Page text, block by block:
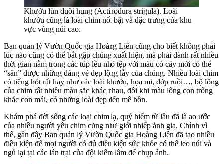
Khướu lùn đuôi hung (Actinodura strigula). Loài
khướu cũng là loài chim nổi bật và đặc trưng của khu
vực vùng núi cao.
Ban quản lý Vườn Quốc gia Hoàng Liên cũng cho biết không phải
lúc nào cũng có thể bắt gặp chúng xuất hiện, mà phải dành rất nhiều
thời gian nằm trong các túp lều nhỏ tệp với màu cỏ cây mới có thể
“săn” được những dáng vẻ đẹp lộng lẫy của chúng. Nhiều loài chim
có tiếng hót rất hay như các loài khướu, họa mi, đớp ruồi…, bộ lông
của chim rất nhiều màu sắc khác nhau, đôi khi màu lông con trống
khác con mái, có những loài đẹp đến mê hồn.
Khám phá đời sống các loại chim lạ, quý hiếm từ lâu đã là ao ước
của nhiều người yêu chim cũng như giới nhiếp ảnh gia. Chính vì
thế, gần đây Ban quản lý Vườn Quốc gia Hoàng Liên đã tạo nhiều
điều kiện để mọi người có đủ điều kiện sức khỏe có thể leo núi và
ngủ lại tại các lán trại của đội kiểm lâm để chụp ảnh.